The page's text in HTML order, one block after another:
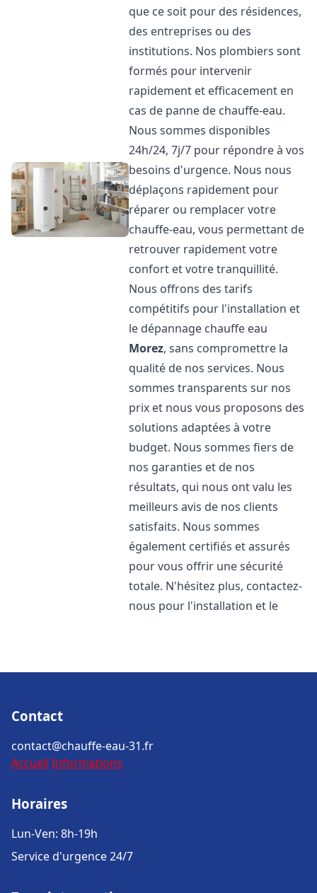
que ce soit pour des résidences,
des entreprises ou des
institutions. Nos plombiers sont
formés pour intervenir
rapidement et efficacement en
cas de panne de chauffe-eau.
Nous sommes disponibles
24h/24, 7j/7 pour répondre à vos
besoins d'urgence. Nous nous
déplaçons rapidement pour
réparer ou remplacer votre
chauffe-eau, vous permettant de
retrouver rapidement votre
confort et votre tranquillité.
Nous offrons des tarifs
compétitifs pour l'installation et
le dépannage chauffe eau
Morez, sans compromettre la
qualité de nos services. Nous
sommes transparents sur nos
prix et nous vous proposons des
solutions adaptées à votre
budget. Nous sommes fiers de
nos garanties et de nos
résultats, qui nous ont valu les
meilleurs avis de nos clients
satisfaits. Nous sommes
également certifiés et assurés
pour vous offrir une sécurité
totale. N'hésitez plus, contactez-
nous pour l'installation et le
Contact
contact@chauffe-eau-31.fr
Accueil Informations
Horaires
Lun-Ven: 8h-19h
Service d'urgence 24/7